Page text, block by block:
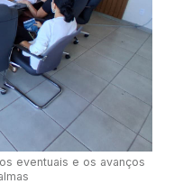
eventuais e os avanços